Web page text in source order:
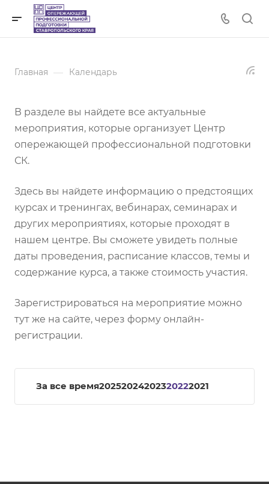
Главная — Календарь
В разделе вы найдете все актуальные
мероприятия, которые организует Центр
опережающей профессиональной подготовки
СК.
Здесь вы найдете информацию о предстоящих
курсах и тренингах, вебинарах, семинарах и
других мероприятиях, которые проходят в
нашем центре. Вы сможете увидеть полные
даты проведения, расписание классов, темы и
содержание курса, а также стоимость участия.
Зарегистрироваться на мероприятие можно
тут же на сайте, через форму онлайн-
регистрации.
За все время20252024202320222021